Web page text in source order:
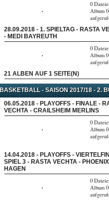
0
Album
28.09.2018 - 1. SPIELTAG - RASTA
- MEDI BAYREUTH
0
Album
21 ALBEN AUF 1 SEITE(N)
BASKETBALL - SAISON 2017/18 - 2.
06.05.2018 - PLAYOFFS - FINALE -
VECHTA - CRAILSHEIM MERLINS
0
Album
14.04.2018 - PLAYOFFS -
SPIEL 3 - RASTA VECHTA - PHOENIX
HAGEN
0
Album